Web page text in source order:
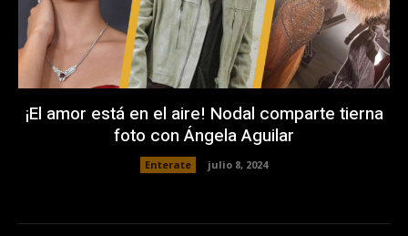
¡El amor está en el aire! Nodal comparte tierna
foto con Ángela Aguilar
Enterate julio 8, 2024